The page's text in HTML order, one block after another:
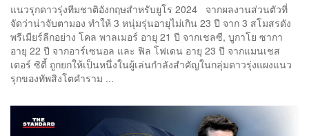
แนวรุกดาวรุ่งทีมชาติอังกฤษสำหรับยูโร 2024 จากผลงานส่วนตัวที่
จัดว่าน่าจับตามอง ทำให้ 3 หนุ่มรุ่นอายุไม่เกิน 23 ปี จาก 3 สโมสรดัง
พรีเมียร์ลีกอย่าง โคล พาลเมอร์ อายุ 21 ปี จากเชลซี, บูกาโย ซากา
อายุ 22 ปี จากอาร์เซนอล และ ฟิล โฟเดน อายุ 23 ปี จากแมนเชส
เตอร์ ซิตี้ ถูกยกให้เป็นหนึ่งในผู้เล่นกำลังสำคัญในกลุ่มดาวรุ่งแผงแนว
รุกของทัพสิงโตคำราม ...